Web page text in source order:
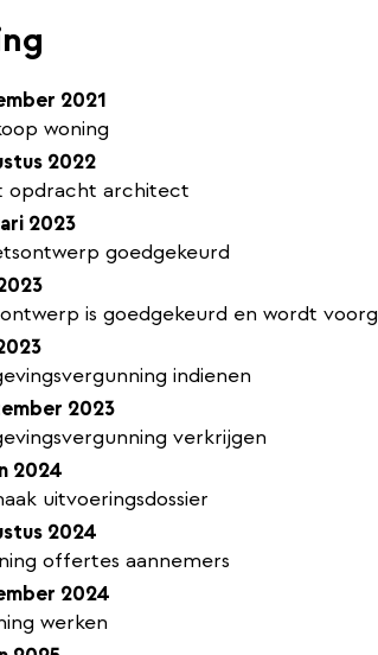
2021
woning
2022
opdracht architect
2023
goedgekeurd
is goedgekeurd en wordt
indienen
2023
verkrijgen
2024
uitvoeringsdossier
2024
offertes aannemers
2024
werken